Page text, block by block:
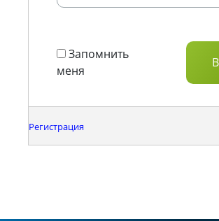
Запомнить
меня
Регистрация